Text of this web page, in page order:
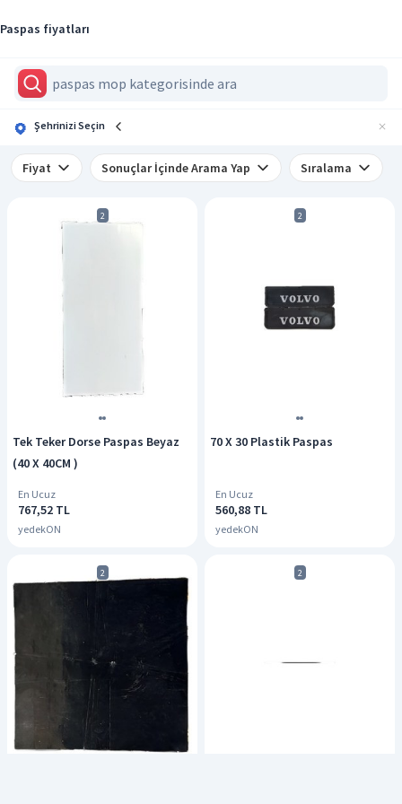
Paspas fiyatları
Şehrinizi Seçin
Fiyat Sonuçlar İçinde Arama Yap Sıralama
2
Tek Teker Dorse Paspas Beyaz
(40 X 40CM )
En Ucuz
767,52 TL
yedekON
2
70 X 30 Plastik Paspas
En Ucuz
560,88 TL
yedekON
2 2